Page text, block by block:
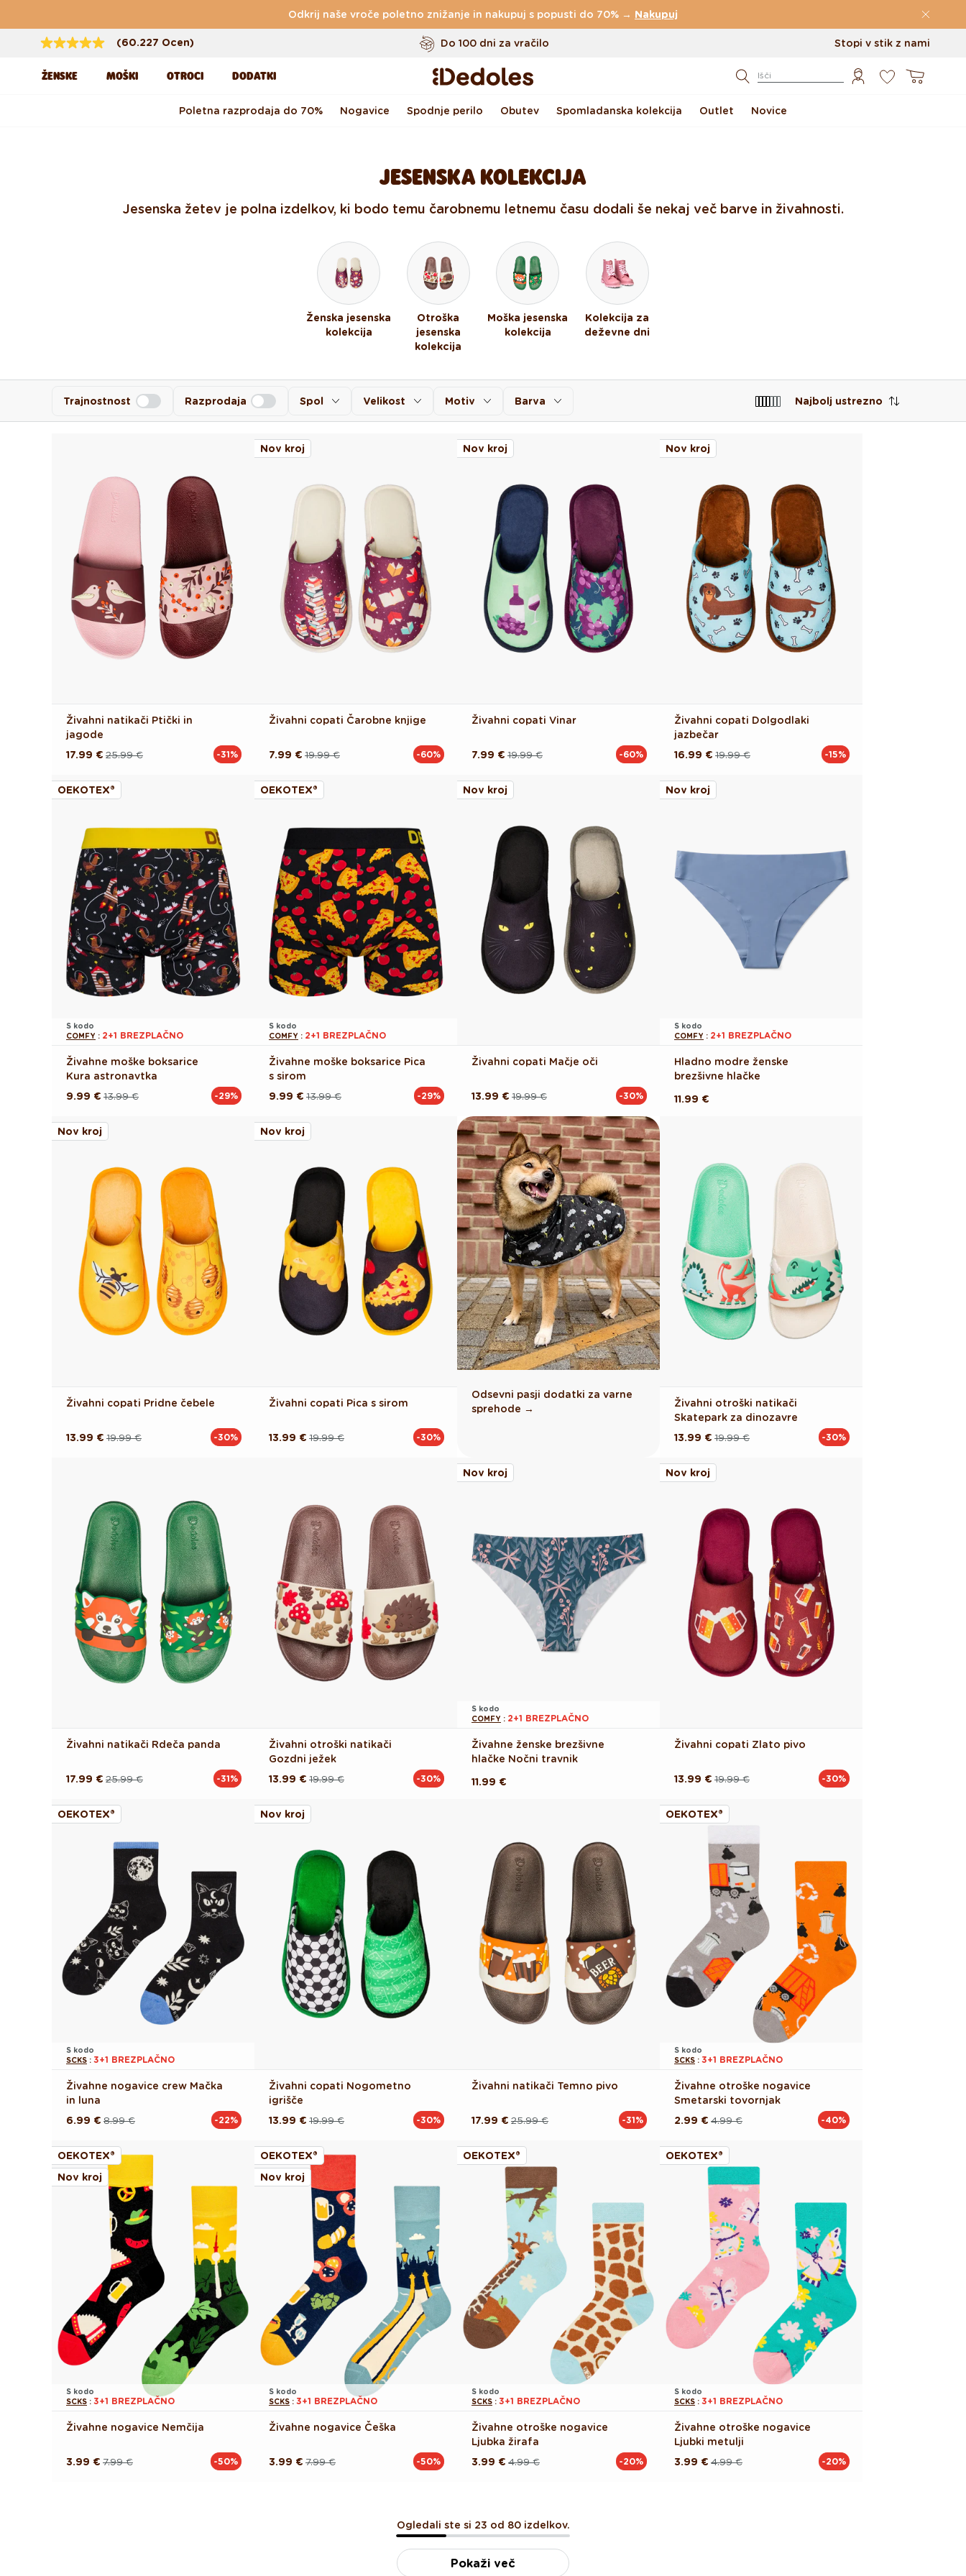
Odkrij naše vroče poletno znižanje in nakupuj s popusti do 70% → Nakupuj
(60.227 Ocen)
Do 100 dni za vračilo
Izvirni dizajn ustvarjen pri nas
Hitro odpošiljanje v <48 urah
Stopi v stik z nami
ŽENSKE MOŠKI OTROCI DODATKI Išči Košarica
Poletna razprodaja do 70% Nogavice Spodnje perilo Obutev Spomladanska kolekcija Outlet Novice
JESENSKA KOLEKCIJA
Jesenska žetev je polna izdelkov, ki bodo temu čarobnemu letnemu času dodali še nekaj več barve in živahnosti.
Ženska jesenska
kolekcija
Otroška
jesenska
kolekcija
Moška jesenska
kolekcija
Kolekcija za
deževne dni
Spol Velikost Motiv Barva
Trajnostnost Razprodaja Najbolj ustrezno
Živahni natikači Ptički in
jagode
Redna 25.99 €
Akcijska
17.99 € -31%
Nov kroj
Živahni copati Čarobne knjige
Redna 19.99 €
Akcijska
7.99 € -60%
Nov kroj
Živahni copati Vinar
Redna 19.99 €
Akcijska
7.99 € -60%
Nov kroj
Živahni copati Dolgodlaki
jazbečar
Redna
19.99 €
Akcijska
16.99 € -15%
OEKOTEX®
S kodo
COMFY : 2+1 BREZPLAČNO
Živahne moške boksarice
Kura astronavtka
Redna 13.99 €
Akcijska
9.99 € -29%
OEKOTEX®
S kodo
COMFY : 2+1 BREZPLAČNO
Živahne moške boksarice Pica
s sirom
Redna 13.99 €
Akcijska
9.99 € -29%
Nov kroj
Živahni copati Mačje oči
Redna 19.99 €
Akcijska
13.99 € -30%
Nov kroj
S kodo
COMFY : 2+1 BREZPLAČNO
Hladno modre ženske
brezšivne hlačke
Redna
11.99 €
Nov kroj
Živahni copati Pridne čebele
Redna 19.99 €
Akcijska
13.99 € -30%
Nov kroj
Živahni copati Pica s sirom
Redna 19.99 €
Akcijska
13.99 € -30%
Odsevni pasji dodatki za varne
sprehode →
Živahni otroški natikači
Skatepark za dinozavre
Redna 19.99 €
Akcijska
13.99 € -30%
Živahni natikači Rdeča panda
Redna 25.99 €
Akcijska
17.99 € -31%
Živahni otroški natikači
Gozdni ježek
Redna 19.99 €
Akcijska
13.99 € -30%
Nov kroj
S kodo
COMFY : 2+1 BREZPLAČNO
Živahne ženske brezšivne
hlačke Nočni travnik
Redna
11.99 €
Nov kroj
Živahni copati Zlato pivo
Redna 19.99 €
Akcijska
13.99 € -30%
OEKOTEX®
S kodo
SCKS : 3+1 BREZPLAČNO
Živahne nogavice crew Mačka
in luna
Redna 8.99 €
Akcijska
6.99 € -22%
Nov kroj
Živahni copati Nogometno
igrišče
Redna 19.99 €
Akcijska
13.99 € -30%
Živahni natikači Temno pivo
Redna 25.99 €
Akcijska
17.99 € -31%
OEKOTEX®
S kodo
SCKS : 3+1 BREZPLAČNO
Živahne otroške nogavice
Smetarski tovornjak
Redna 4.99 €
Akcijska
2.99 € -40%
OEKOTEX®
Nov kroj
S kodo
SCKS : 3+1 BREZPLAČNO
Živahne nogavice Nemčija
Redna 7.99 €
Akcijska
3.99 € -50%
OEKOTEX®
Nov kroj
S kodo
SCKS : 3+1 BREZPLAČNO
Živahne nogavice Češka
Redna 7.99 €
Akcijska
3.99 € -50%
OEKOTEX®
S kodo
SCKS : 3+1 BREZPLAČNO
Živahne otroške nogavice
Ljubka žirafa
Redna 4.99 €
Akcijska
3.99 € -20%
OEKOTEX®
S kodo
SCKS : 3+1 BREZPLAČNO
Živahne otroške nogavice
Ljubki metulji
Redna 4.99 €
Akcijska
3.99 € -20%
Ogledali ste si 23 od 80 izdelkov.
Pokaži več